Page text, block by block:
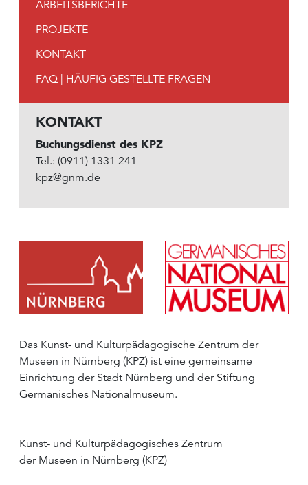
ARBEITSBERICHTE
PROJEKTE
KONTAKT
FAQ | HÄUFIG GESTELLTE FRAGEN
KONTAKT
Buchungsdienst des KPZ
Tel.: (0911) 1331 241
kpz@gnm.de
Das Kunst- und Kulturpädagogische Zentrum der
Museen in Nürnberg (KPZ) ist eine gemeinsame
Einrichtung der Stadt Nürnberg und der Stiftung
Germanisches Nationalmuseum.
Kunst- und Kulturpädagogisches Zentrum
der Museen in Nürnberg (KPZ)